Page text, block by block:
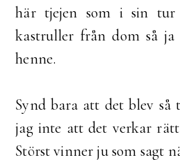
här tjejen som i sin tur
kastruller från dom så ja
henne.
Synd bara att det blev så
jag inte att det verkar
Störst vinner ju som sagt